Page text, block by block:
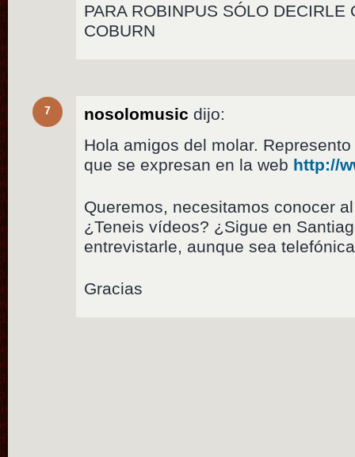
PARA ROBINPUS SÓLO DECIRLE
COBURN
7 nosolomusic dijo:
Hola amigos del molar.
que se expresan en la web http://
Queremos, necesitamos conocer
¿Teneis vídeos? ¿Sigue en
entrevistarle, aunque sea
Gracias